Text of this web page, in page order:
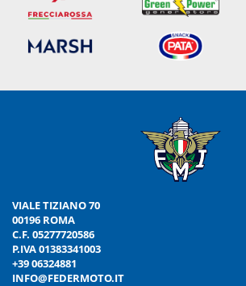
VIALE TIZIANO 70
00196 ROMA
C.F. 05277720586
P.IVA 01383341003
+39 06324881
INFO@FEDERMOTO.IT